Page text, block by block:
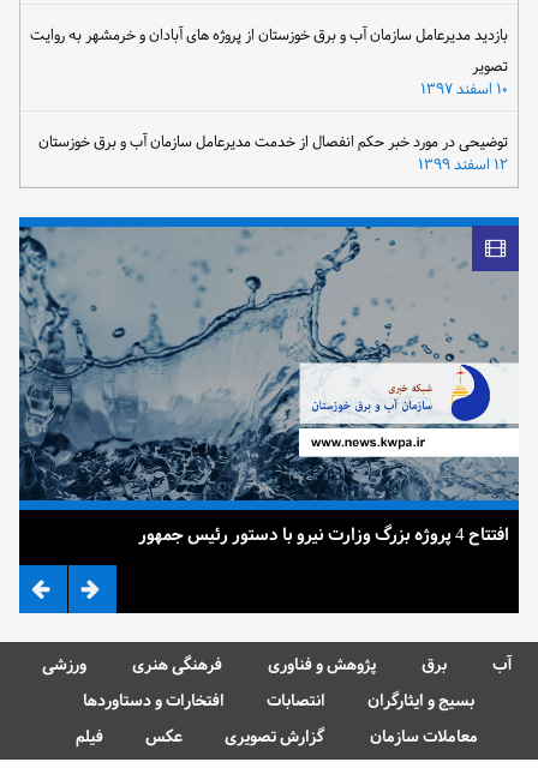
بازدید مدیرعامل سازمان آب و برق خوزستان از پروژه های آبادان و خرمشهر به روایت
تصویر
توضیحی در مورد خبر حکم انفصال از خدمت مدیرعامل سازمان آب و برق خوزستان
۱۲ اسفند ۱۳۹۹
افتتاح 4 پروژه بزرگ وزارت نیرو با دستور رئیس جمهور
آب برق پژوهش و فناوری فرهنگی هنری
ورزشی
بسیج و ایثارگران
انتصابات
افتخارات و دستاوردها
معاملات سازمان
گزارش تصویری عکس فیلم